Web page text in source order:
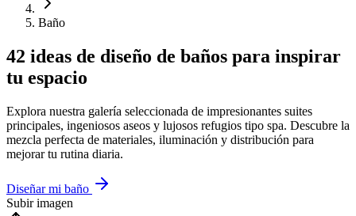
Baño
42 ideas de diseño de baños para inspirar
tu espacio
Explora nuestra galería seleccionada de impresionantes suites
principales, ingeniosos aseos y lujosos refugios tipo spa. Descubre la
mezcla perfecta de materiales, iluminación y distribución para
mejorar tu rutina diaria.
Diseñar mi baño
Subir imagen